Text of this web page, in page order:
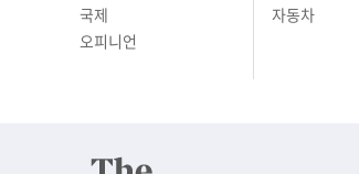
국제
오피니언
자동차